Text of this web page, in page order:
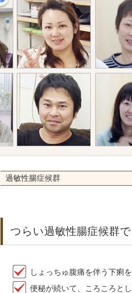
過敏性腸症候群
つらい過敏性腸症候群
しょっちゅ腹痛を伴う下痢
便秘が続いて、ころころと